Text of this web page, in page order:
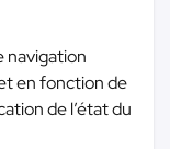
navigation
en fonction de
de l’état du